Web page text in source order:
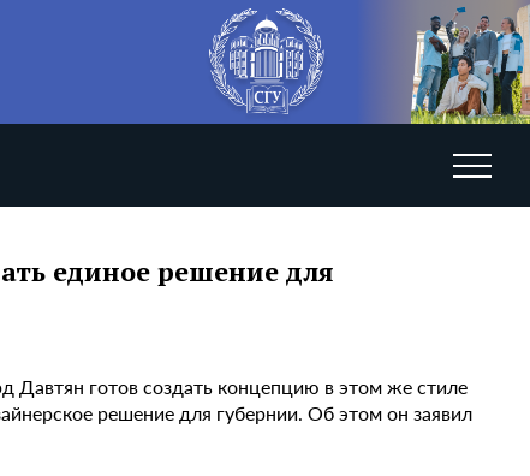
единое решение для
Давтян готов создать концепцию в этом же стиле
решение для губернии. Об этом он заявил